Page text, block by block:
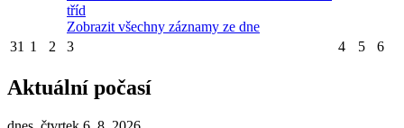
tříd
Zobrazit všechny záznamy ze dne
31 1 2 3 4 5 6
Aktuální počasí